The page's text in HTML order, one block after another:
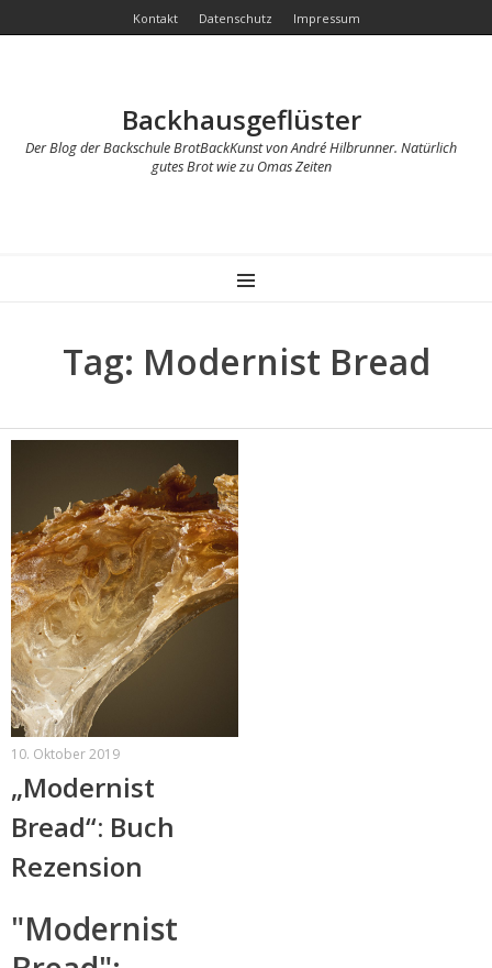
Kontakt Datenschutz Impressum
Backhausgeflüster
Der Blog der Backschule BrotBackKunst von André Hilbrunner. Natürlich
gutes Brot wie zu Omas Zeiten
MENU
Tag: Modernist Bread
10. Oktober 2019
„Modernist
Bread“: Buch
Rezension
"Modernist